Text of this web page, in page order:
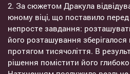
2. За сюжетом Дракула
юному віці, що поставило
непросте завдання:
його розташування
протягом тисячоліття. В
рішення помістити його